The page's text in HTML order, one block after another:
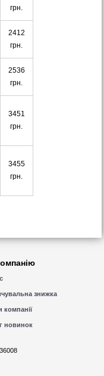
грн.
2412
грн.
2536
грн.
3451
грн.
3455
грн.
знижка
компанії
новинок
, 36008